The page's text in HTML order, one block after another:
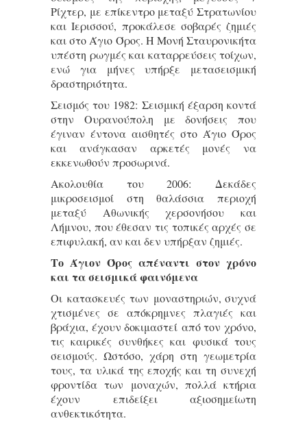
Ρίχτερ, με επίκεντρο μεταξύ Στρατωνίου
και Ιερισσού, προκάλεσε σοβαρές ζημιές
και στο Άγιο Όρος. Η Μονή Σταυρονικήτα
υπέστη ρωγμές και καταρρεύσεις τοίχων,
ενώ για μήνες υπήρξε μετασεισμική
δραστηριότητα.
Σεισμός του 1982: Σεισμική έξαρση κοντά
στην Ουρανούπολη με δονήσεις που
έγιναν έντονα αισθητές στο Άγιο Όρος
και ανάγκασαν αρκετές μονές να
εκκενωθούν προσωρινά.
Ακολουθία του 2006: Δεκάδες
μικροσεισμοί στη θαλάσσια περιοχή
μεταξύ Αθωνικής χερσονήσου και
Λήμνου, που έθεσαν τις τοπικές αρχές σε
επιφυλακή, αν και δεν υπήρξαν ζημιές.
Το Άγιον Όρος απέναντι στον χρόνο
και τα σεισμικά φαινόμενα
Οι κατασκευές των μοναστηριών, συχνά
χτισμένες σε απόκρημνες πλαγιές και
βράχια, έχουν δοκιμαστεί από τον χρόνο,
τις καιρικές συνθήκες και φυσικά τους
σεισμούς. Ωστόσο, χάρη στη γεωμετρία
τους, τα υλικά της εποχής και τη συνεχή
φροντίδα των μοναχών, πολλά κτήρια
έχουν επιδείξει αξιοσημείωτη
ανθεκτικότητα.